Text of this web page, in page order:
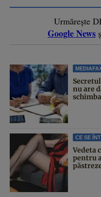
Urmărește
Google News
nu are
CE SE
Vedeta
pentru